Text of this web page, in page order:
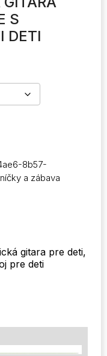
S
DETI
8b57-
a zábava
gitara pre deti,
pre deti